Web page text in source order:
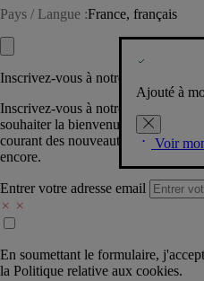
Pays / Langue :France, français
Ajouté à
Voir
Inscrivez-vous à notre Newsletter
Inscrivez-vous à notre newsletter
souhaiter la bienvenue dans la
courant des nouveautés,
encore.
Entrer votre adresse email
En soumettant le formulaire,
la Politique relative aux cookies.